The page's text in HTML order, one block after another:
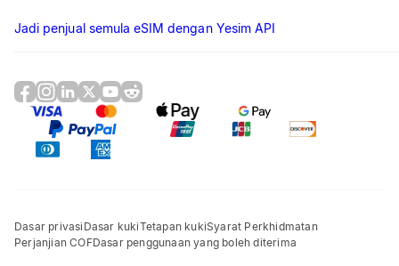
Jadi penjual semula eSIM dengan Yesim API
Dasar privasi Dasar kukiTetapan kukiSyarat Perkhidmatan
Perjanjian COFDasar penggunaan yang boleh diterima